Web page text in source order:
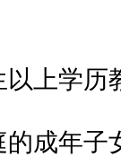
以上学历
的成年子